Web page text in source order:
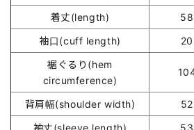
着丈(length)
58
袖口(cuff length)
20
裾ぐるり(hem
circumference)
背肩幅(shoulder width) 52
袖丈(sleeve length)
53